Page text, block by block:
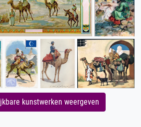
kunstwerken weergeven